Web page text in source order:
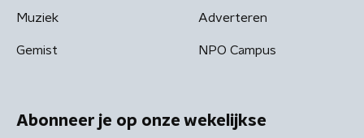
Muziek
Gemist
Adverteren
NPO Campus
Abonneer je op onze wekelijkse